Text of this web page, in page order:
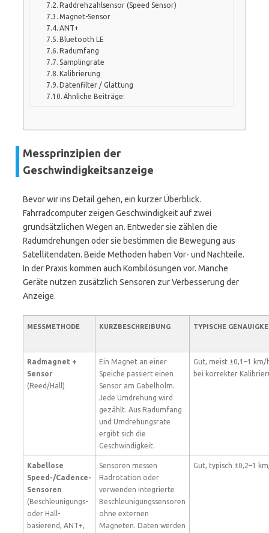
Raddrehzahlsensor (Speed Sensor)
Magnet-Sensor
ANT+
Bluetooth LE
Radumfang
Samplingrate
Kalibrierung
Datenfilter / Glättung
Ähnliche Beiträge:
Messprinzipien der
Geschwindigkeitsanzeige
Bevor wir ins Detail gehen, ein kurzer Überblick.
Fahrradcomputer zeigen Geschwindigkeit auf zwei
grundsätzlichen Wegen an. Entweder sie zählen die
Radumdrehungen oder sie bestimmen die Bewegung aus
Satellitendaten. Beide Methoden haben Vor- und Nachteile.
In der Praxis kommen auch Kombilösungen vor. Manche
Geräte nutzen zusätzlich Sensoren zur Verbesserung der
Anzeige.
MESSMETHODE KURZBESCHREIBUNG TYPISCHE
Radmagnet +
Sensor
(Reed/Hall)
Ein Magnet an einer
Speiche passiert einen
Sensor am Gabelholm.
Jede Umdrehung wird
gezählt. Aus Radumfang
und Umdrehungsrate
ergibt sich die
Geschwindigkeit.
Gut, meist ±0,1–1 km/
bei korrekter
Kabellose
Speed-/Cadence-
Sensoren
(Beschleunigungs-
oder Hall-
basierend, ANT+,
Sensoren messen
Radrotation oder
verwenden integrierte
Beschleunigungssensoren
ohne externen
Magneten. Daten werden
Gut, typisch ±0,2–1